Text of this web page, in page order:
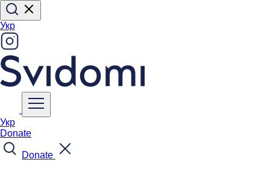
Укр
Укр
Donate
Donate